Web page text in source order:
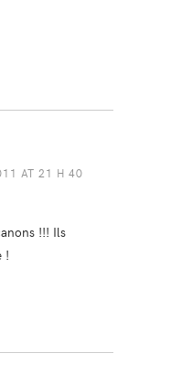
AT 21 H 40
!!! Ils
!